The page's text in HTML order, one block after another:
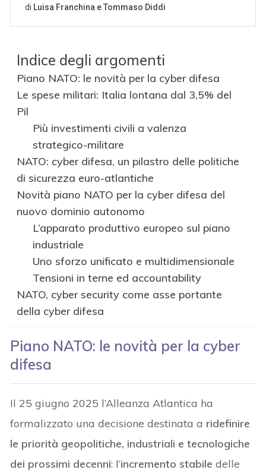
Indice degli argomenti
Piano NATO: le novità per la cyber difesa
Le spese militari: Italia lontana dal 3,5% del
Pil
Più investimenti civili a valenza
strategico-militare
NATO: cyber difesa, un pilastro delle politiche
di sicurezza euro-atlantiche
Novità piano NATO per la cyber difesa del
nuovo dominio autonomo
L’apparato produttivo europeo sul piano
industriale
Uno sforzo unificato e multidimensionale
Tensioni in terne ed accountability
NATO, cyber security come asse portante
della cyber difesa
Piano NATO: le novità per la cyber
difesa
Il 25 giugno 2025 l’Alleanza Atlantica ha
formalizzato una decisione destinata a ridefinire
le priorità geopolitiche, industriali e tecnologiche
dei prossimi decenni: l’incremento stabile delle